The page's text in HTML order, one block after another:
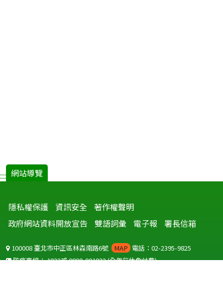
::: 網站導覽
隱私權保護 資訊安全 著作權聲明
政府網站資料開放宣告
雙語詞彙 電子報 署長信箱
100008 臺北市中正區林森南路6號 MAP 電話：02-2395-9825
防疫專線：1922或0800-001922(全年無休免付費)